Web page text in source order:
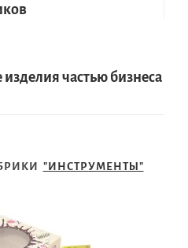
частью бизнеса
"ИНСТРУМЕНТЫ"